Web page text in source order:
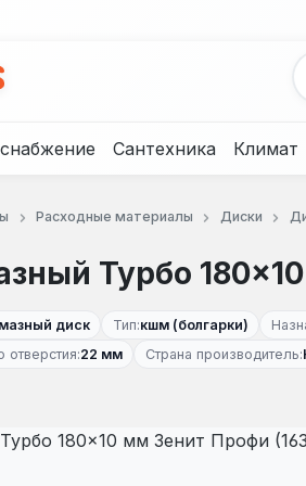
Сантехника Климат
Расходные материалы Диски
Турбо
диск Тип:кшм (болгарки)
отверстия:22 мм Страна производитель:
изображений